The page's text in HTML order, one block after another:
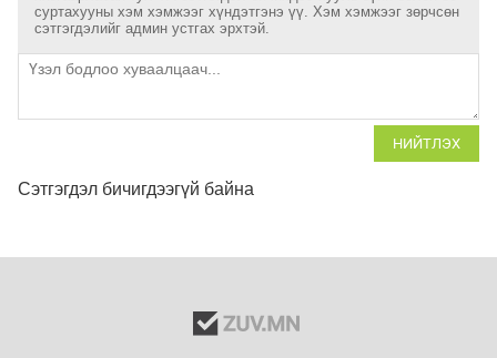
суртахууны хэм хэмжээг хүндэтгэнэ үү. Хэм хэмжээг зөрчсөн
сэтгэгдэлийг админ устгах эрхтэй.
НИЙТЛЭХ
Сэтгэгдэл бичигдээгүй байна